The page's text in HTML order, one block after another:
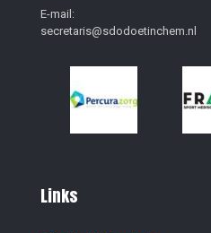
E-mail:
secretaris@sdodoetinchem.nl
Links